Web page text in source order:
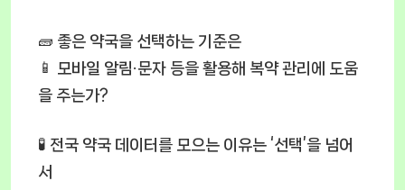
🧱 좋은 약국을 선택하는 기준은
📱 모바일 알림·문자 등을 활용해 복약 관리에 도움
을 주는가?
🧪 전국 약국 데이터를 모으는 이유는 ‘선택’을 넘어
서